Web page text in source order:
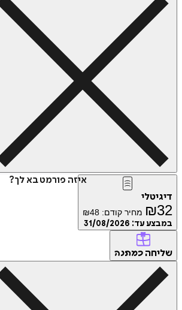
איזה פורמט בא לך?
דיגיטלי
₪32 מחיר קודם: ₪48
במבצע עד: 31/08/2026
שליחה כמתנה